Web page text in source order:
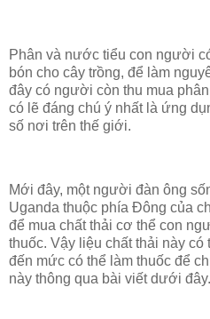
Phân và nước tiểu con người
bón cho cây trồng, để làm
đây có người còn thu mua
có lẽ đáng chú ý nhất là ứng
số nơi trên thế giới.
Mới đây, một người đàn ông
Uganda thuộc phía Đông của
để mua chất thải cơ thể con
thuốc. Vậy liệu chất thải này
đến mức có thể làm thuốc để
này thông qua bài viết dưới đây.